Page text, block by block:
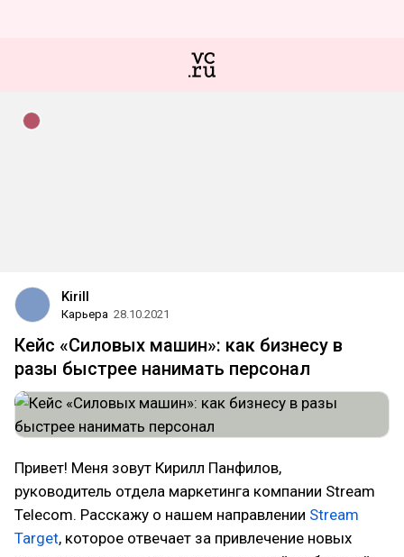
Kirill
Карьера 28.10.2021
Кейс «Силовых машин»: как бизнесу в
разы быстрее нанимать персонал
Привет! Меня зовут Кирилл Панфилов,
руководитель отдела маркетинга компании Stream
Telecom. Расскажу о нашем направлении Stream
Target, которое отвечает за привлечение новых